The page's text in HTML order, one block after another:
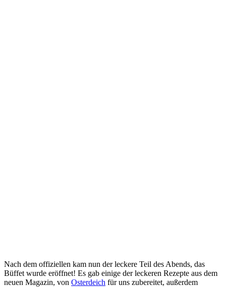
Nach dem offiziellen kam nun der leckere Teil des Abends, das
Büffet wurde eröffnet! Es gab einige der leckeren Rezepte aus dem
neuen Magazin, von Osterdeich für uns zubereitet, außerdem